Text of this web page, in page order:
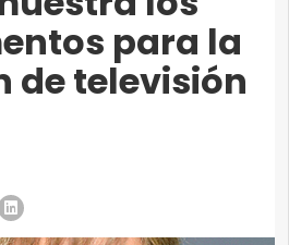
para la
de televisión